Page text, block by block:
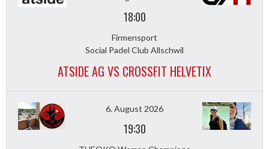
18:00
Firmensport
Social Padel Club Allschwil
ATSIDE AG VS CROSSFIT HELVETIX
6. August 2026
19:30